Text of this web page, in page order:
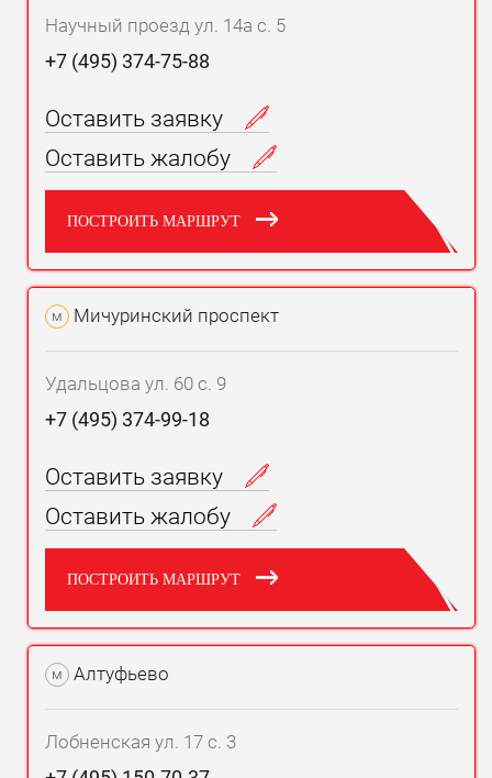
Научный проезд ул. 14а с. 5
+7 (495) 374-75-88
Оставить заявку
Оставить жалобу
ПОСТРОИТЬ МАРШРУТ
м Мичуринский проспект
Удальцова ул. 60 с. 9
+7 (495) 374-99-18
Оставить заявку
Оставить жалобу
ПОСТРОИТЬ МАРШРУТ
м Алтуфьево
Лобненская ул. 17 с. 3